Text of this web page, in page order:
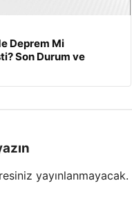
Deprem Mi
Son Durum ve
yayınlanmayacak.